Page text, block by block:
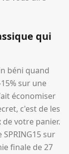
qui
béni quand
sur une
économiser
c'est de les
votre panier.
sur
finale de 27